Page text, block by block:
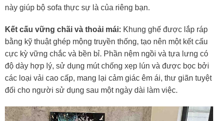
này giúp bộ sofa thực sự là của riêng bạn.
Kết cấu vững chãi và thoải mái: Khung ghế được lắp ráp
bằng kỹ thuật ghép mộng truyền thống, tạo nên một kết cấu
cực kỳ vững chắc và bền bỉ. Phần nệm ngồi và tựa lưng có
độ dày hợp lý, sử dụng mút chống xẹp lún và được bọc bởi
các loại vải cao cấp, mang lại cảm giác êm ái, thư giãn tuyệt
đối cho người sử dụng sau một ngày dài làm việc.